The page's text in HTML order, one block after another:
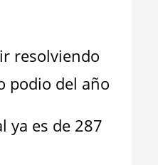
resolviendo
podio del año
ya es de 287